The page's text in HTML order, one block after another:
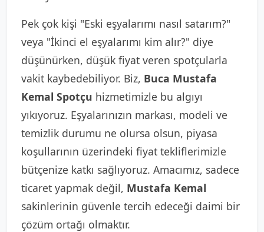
Pek çok kişi "Eski eşyalarımı nasıl satarım?"
veya "İkinci el eşyalarımı kim alır?" diye
düşünürken, düşük fiyat veren spotçularla
vakit kaybedebiliyor. Biz, Buca Mustafa
Kemal Spotçu hizmetimizle bu algıyı
yıkıyoruz. Eşyalarınızın markası, modeli ve
temizlik durumu ne olursa olsun, piyasa
koşullarının üzerindeki fiyat tekliflerimizle
bütçenize katkı sağlıyoruz. Amacımız, sadece
ticaret yapmak değil, Mustafa Kemal
sakinlerinin güvenle tercih edeceği daimi bir
çözüm ortağı olmaktır.